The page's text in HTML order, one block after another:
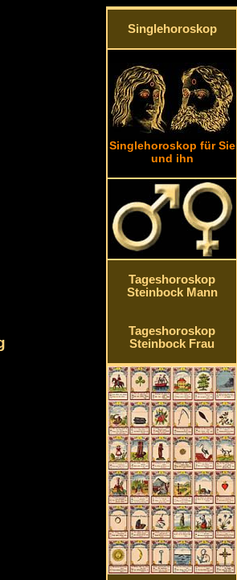
Singlehoroskop
Singlehoroskop für Sie
und ihn
Tageshoroskop
Steinbock Mann
Tageshoroskop
Steinbock Frau